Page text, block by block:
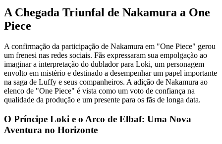
A Chegada Triunfal de Nakamura a One
Piece
A confirmação da participação de Nakamura em "One Piece" gerou
um frenesi nas redes sociais. Fãs expressaram sua empolgação ao
imaginar a interpretação do dublador para Loki, um personagem
envolto em mistério e destinado a desempenhar um papel importante
na saga de Luffy e seus companheiros. A adição de Nakamura ao
elenco de "One Piece" é vista como um voto de confiança na
qualidade da produção e um presente para os fãs de longa data.
O Príncipe Loki e o Arco de Elbaf: Uma Nova
Aventura no Horizonte